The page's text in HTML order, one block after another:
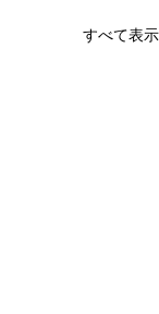
すべて表示